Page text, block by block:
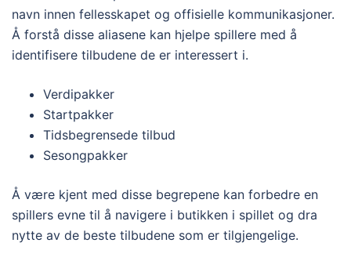
navn innen fellesskapet og offisielle kommunikasjoner.
Å forstå disse aliasene kan hjelpe spillere med å
identifisere tilbudene de er interessert i.
Verdipakker
Startpakker
Tidsbegrensede tilbud
Sesongpakker
Å være kjent med disse begrepene kan forbedre en
spillers evne til å navigere i butikken i spillet og dra
nytte av de beste tilbudene som er tilgjengelige.